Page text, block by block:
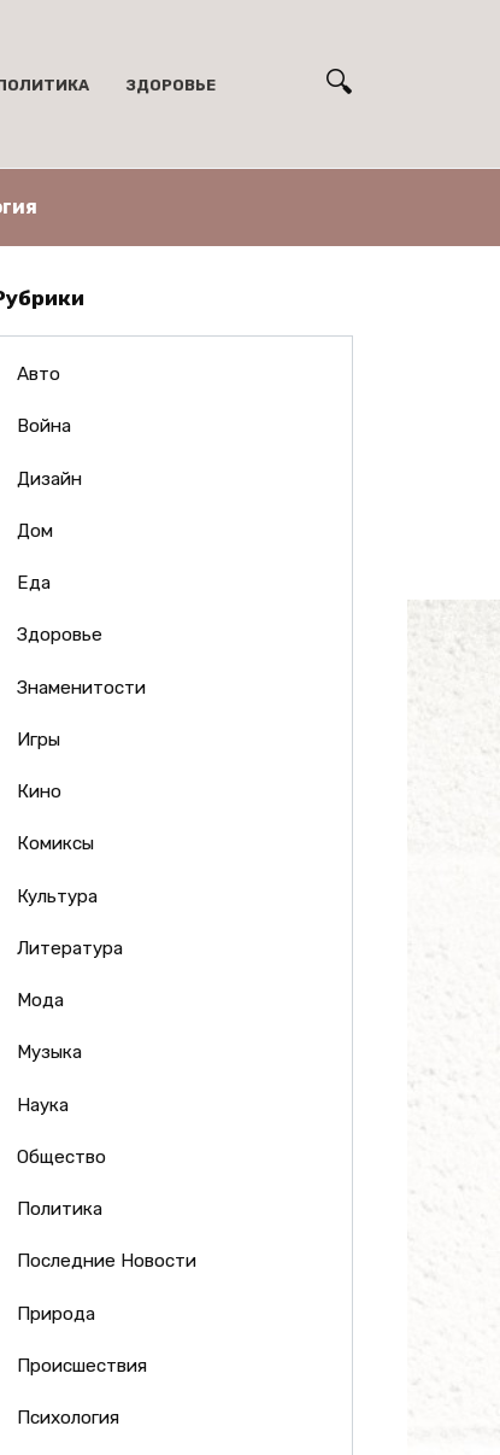
ЗДОРОВЬЕ
Авто
Война
Дизайн
Дом
Еда
Здоровье
Знаменитости
Игры
Кино
Комиксы
Культура
Литература
Мода
Музыка
Наука
Общество
Политика
Последние Новости
Природа
Происшествия
Психология